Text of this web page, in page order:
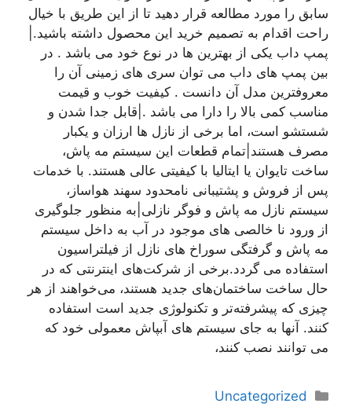
سابق را مورد مطالعه قرار دهید تا از این طریق با خیال
راحت اقدام به تصمیم خرید این محصول داشته باشید.|
پمپ داب یکی از بهترین ها در نوع خود می باشد . در
بین پمپ های داب می توان سری های زمینی آن را
معروفترین مدل آن دانست . کیفیت خوب و قیمت
مناسب کمی بالا را دارا می باشد .|قابل جدا شدن و
شستشو است، اما برخی از نازل ها ارزان و یکبار
مصرف هستند|تمام قطعات این سیستم مه پاش،
ساخت تایوان یا ایتالیا با کیفیتی عالی هستند. با خدمات
پس از فروش و پشتیبانی نامحدود سهند هواساز،
سیستم نازل مه پاش و فوگر نازلی|به منظور جلوگیری
از ورود نا خالصی های موجود در آب به داخل سیستم
مه پاش و گرفتگی سوراخ های نازل از فیلتراسیون
استفاده می گردد.برخی از شرکت‌های اینترنتی که در
حال ساخت ساختمان‌های جدید هستند، می‌خواهند از هر
چیزی که پیشرفته‌تر و تکنولوژی جدید است استفاده
کنند. آنها به جای سیستم های آبپاش معمولی خود که
می توانند نصب کنند،
دسته‌ها
Uncategorized